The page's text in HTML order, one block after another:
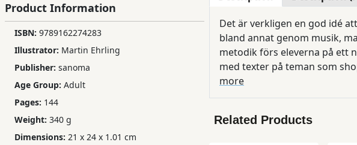
YA
Educational
Books
Ferdosi
Publishing
Subscription
Product Information
ISBN: 9789162274283
Illustrator: Martin Ehrling
Publisher: sanoma
Age Group: Adult
Pages: 144
Weight: 340 g
Dimensions: 21 x 24 x 1.01 cm
Det är verkligen en god idé
bland annat genom musik,
metodik förs eleverna på ett
med texter på teman som
och kultur. I Buena idea byggs innehållet kring vardagliga situationer och ämnesområden. Dessa är sedan utgångspunkten
för vad som övas. Stor vikt
genom återkommande
more
Related Products